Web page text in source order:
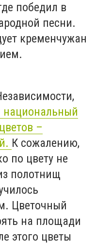
победил в
песни.
кременчужан
национальный
–
К сожалению,
по цвету не
полотнищ
Цветочный
на площади
этого цветы